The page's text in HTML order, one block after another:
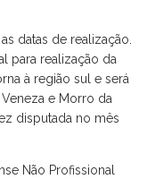
datas de realização.
para realização da
à região sul e será
e Morro da
disputada no mês
Não Profissional